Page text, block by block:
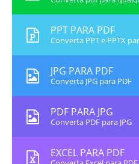
PPT PARA PDF
Converta PPT e PPTX
JPG PARA PDF
Converta JPG para PDF
PDF PARA JPG
Converta PDF para JPG
EXCEL PARA PDF